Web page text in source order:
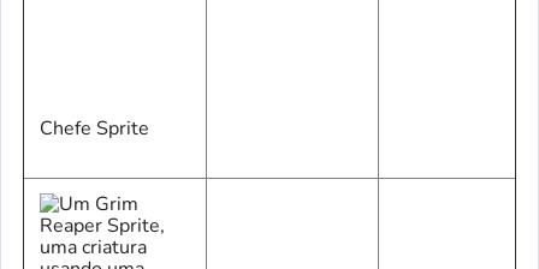
Chefe Sprite